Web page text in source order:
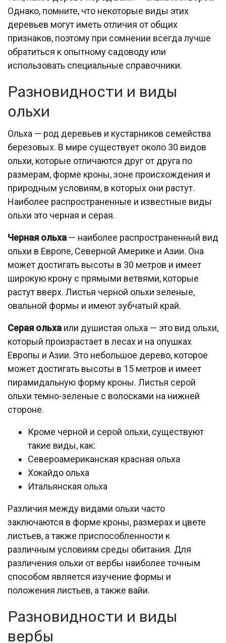
Однако, помните, что некоторые виды этих
деревьев могут иметь отличия от общих
признаков, поэтому при сомнении всегда лучше
обратиться к опытному садоводу или
использовать специальные справочники.
Разновидности и виды
ольхи
Ольха — род деревьев и кустарников семейства
березовых. В мире существует около 30 видов
ольхи, которые отличаются друг от друга по
размерам, форме кроны, зоне происхождения и
природным условиям, в которых они растут.
Наиболее распространенные и известные виды
ольхи это черная и серая.
Черная ольха— наиболее распространенный вид
ольхи в Европе, Северной Америке и Азии. Она
может достигать высоты в 30 метров и имеет
широкую крону с прямыми ветвями, которые
растут вверх. Листья черной ольхи зеленые,
овальной формы и имеют зубчатый край.
Серая ольхаили душистая ольха — это вид ольхи,
который произрастает в лесах и на опушках
Европы и Азии. Это небольшое дерево, которое
может достигать высоты в 15 метров и имеет
пирамидальную форму кроны. Листья серой
ольхи темно-зеленые с волосками на нижней
стороне.
Кроме черной и серой ольхи, существуют
такие виды, как:
Североамериканская красная ольха
Хокайдо ольха
Итальянская ольха
Различия между видами ольхи часто
заключаются в форме кроны, размерах и цвете
листьев, а также приспособленности к
различным условиям среды обитания. Для
различения ольхи от вербы наиболее точным
способом является изучение формы и
положения листьев, а также вайи.
Разновидности и виды
вербы